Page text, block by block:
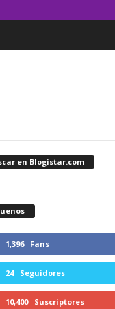
en Blogistar.com
1,396 Fans
24 Seguidores
10,400 Suscriptores